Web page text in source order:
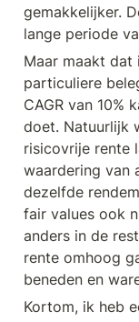
gemakkelijker.
lange periode
Maar maakt
particuliere
CAGR van 10%
doet. Natuurlijk
risicovrije rente
waardering van
dezelfde
fair values ook
anders in de
rente omhoog
beneden en
Kortom, ik heb